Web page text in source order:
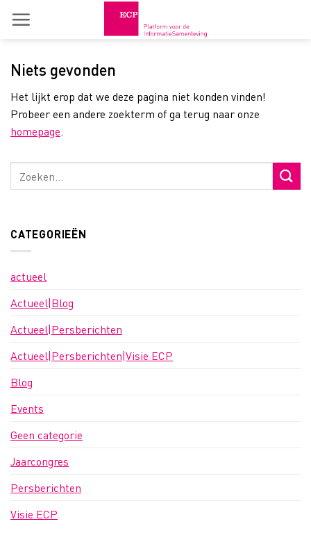
Niets gevonden
Het lijkt erop dat we deze pagina niet konden vinden!
Probeer een andere zoekterm of ga terug naar onze
homepage
CATEGORIEËN
actueel
Actueel|Blog
Actueel|Persberichten
Actueel|Persberichten|Visie ECP
Blog
Events
Geen categorie
Jaarcongres
Persberichten
Visie ECP